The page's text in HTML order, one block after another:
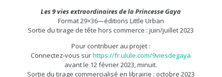
Les 9 vies extraordinaires de la Princesse Gaya
Format 29×36—éditions Little Urban
Sortie du tirage de tête hors commerce : juin/juillet 2023
Pour contribuer au projet :
Connectez-vous surhttps://fr.ulule.com/9viesdegaya
avant le 12 février 2023, minuit.
Sortie du tirage commercialisé en librairie : octobre 2023